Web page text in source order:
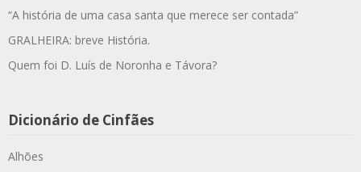
“A história de uma casa santa que merece ser contada”
GRALHEIRA: breve História.
Quem foi D. Luís de Noronha e Távora?
Dicionário de Cinfães
Alhões